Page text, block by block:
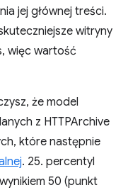
jej głównej treści.
witryny
więc wartość
że model
z HTTPArchive
które następnie
. 25. percentyl
50 (punkt